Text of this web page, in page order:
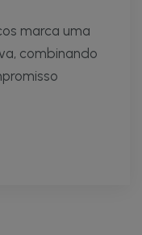
marca uma
combinando